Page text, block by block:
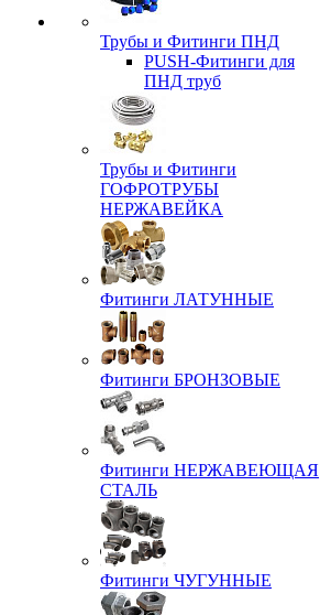
Трубы и Фитинги ПНД
PUSH-Фитинги для
ПНД труб
Трубы и Фитинги
ГОФРОТРУБЫ
НЕРЖАВЕЙКА
Фитинги ЛАТУННЫЕ
Фитинги БРОНЗОВЫЕ
Фитинги НЕРЖАВЕЮЩАЯ
СТАЛЬ
Фитинги ЧУГУННЫЕ